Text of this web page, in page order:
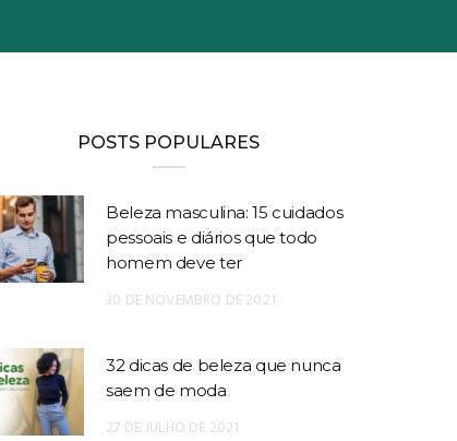
POSTS POPULARES
Beleza masculina: 15 cuidados
pessoais e diários que todo
homem deve ter
30 DE NOVEMBRO DE 2021
32 dicas de beleza que nunca
saem de moda
27 DE JULHO DE 2021